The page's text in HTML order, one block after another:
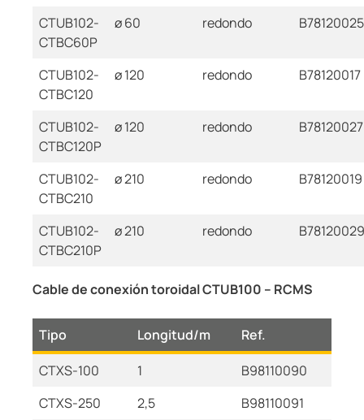
CTUB102-
CTBC60P
ø 60 redondo B78120025
CTUB102-
CTBC120
ø 120 redondo B78120017
CTUB102-
CTBC120P
ø 120 redondo B78120027
CTUB102-
CTBC210
ø 210 redondo B78120019
CTUB102-
CTBC210P
ø 210 redondo B78120029
Cable de conexión toroidal CTUB100 – RCMS
Tipo Longitud/m
Ref.
CTXS-100
1
B98110090
CTXS-250
2,5 B98110091